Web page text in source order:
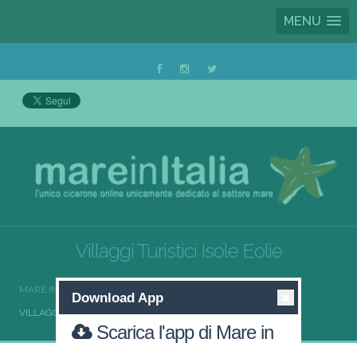
MENU
Villaggi Turistici Isole Eolie
MARE IN ITALIA
VILLAGGI TURISTICI ISOLE EOLIE
Download App
Scarica l'app di Mare in